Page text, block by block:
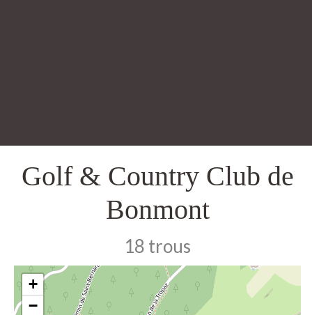
Golf & Country Club de
Bonmont
18 trous
+
−